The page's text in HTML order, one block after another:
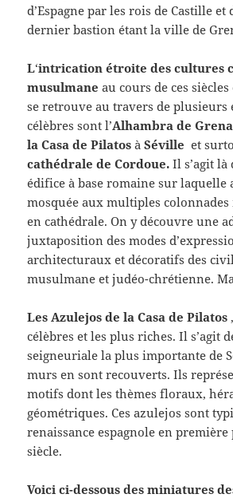
d’Espagne par les rois de Castille et
dernier bastion étant la ville de
L‘intrication étroite des cultures
musulmane au cours de ces
se retrouve au travers de plusieurs
célèbres sont l’Alhambra de
la Casa de Pilatosà Sévilleet
cathédrale de Cordoue.Il s’agit là
édifice à base romaine sur laquelle
mosquée aux multiples
en cathédrale. On y découvre une
juxtaposition des modes
architecturaux et décoratifs des
musulmane et judéo-chrétienne.
Les Azulejos de la Casa de Pilatos
célèbres et les plus riches. Il s’agit
seigneuriale la plus importante de
murs en sont recouverts. Ils
motifs dont les thèmes floraux,
géométriques. Ces azulejos sont
renaissance espagnole en
siècle.
Voici ci-dessous des miniatures